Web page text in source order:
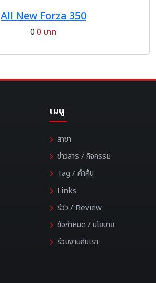
All New Forza 350
00 บาท
เมนู
สาขา
ข่าวสาร / กิจกรรม
Tag / คำค้น
Links
รีวิว / Review
ข้อกำหนด / นโยบาย
ร่วมงานกับเรา